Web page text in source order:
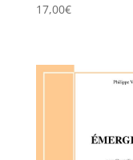
17,00€